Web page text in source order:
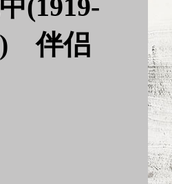
(1919-
伴侣